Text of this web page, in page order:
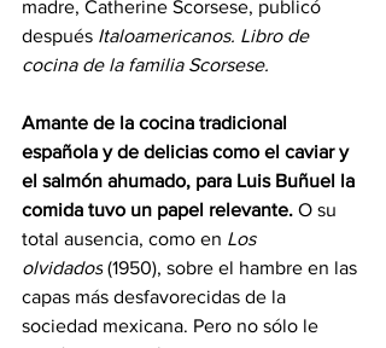
madre, Catherine Scorsese, publicó
después Italoamericanos. Libro de
cocina de la familia Scorsese.
Amante de la cocina tradicional
española y de delicias como el caviar y
el salmón ahumado, para Luis Buñuel la
comida tuvo un papel relevante. O su
total ausencia, como en Los
olvidados (1950), sobre el hambre en las
capas más desfavorecidas de la
sociedad mexicana. Pero no sólo le